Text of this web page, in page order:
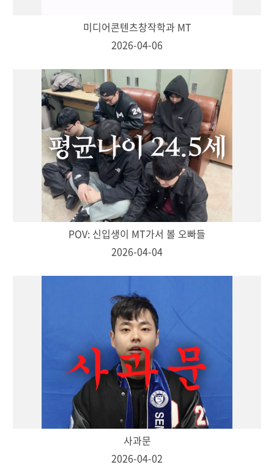
미디어콘텐츠창작학과 MT
2026-04-06
POV: 신입생이 MT가서 볼 오빠들
2026-04-04
사과문
2026-04-02